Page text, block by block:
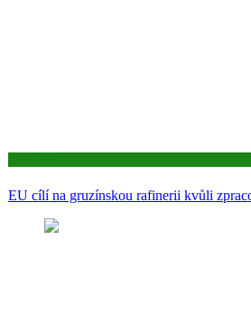
EU cílí na gruzínskou rafinerii kvůli